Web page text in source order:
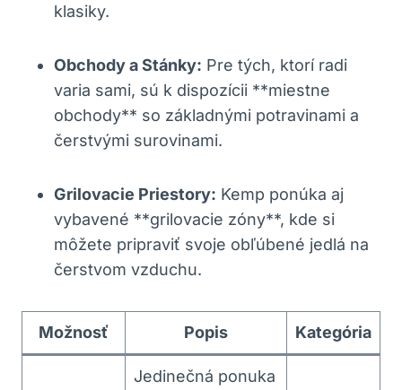
klasiky.
Obchody a Stánky: Pre tých, ktorí radi
varia sami, sú k dispozícii **miestne
obchody** so základnými potravinami a
čerstvými surovinami.
Grilovacie Priestory: Kemp ponúka aj
vybavené **grilovacie zóny**, kde si
môžete pripraviť svoje obľúbené jedlá na
čerstvom vzduchu.
Možnosť Popis Kategória
Jedinečná ponuka